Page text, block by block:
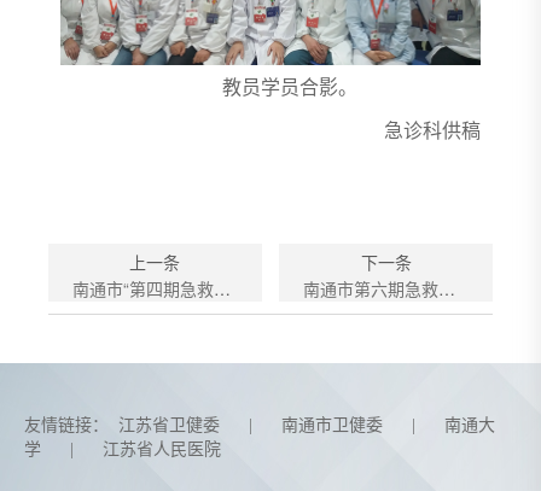
教员学员合影。
急诊科供稿
上一条
南通市“第四期急救技能实训班”圆满结束
下一条
南通市第六期急救技能实训班成功举办
友情链接： 江苏省卫健委 南通市卫健委
南通大
学
江苏省人民医院